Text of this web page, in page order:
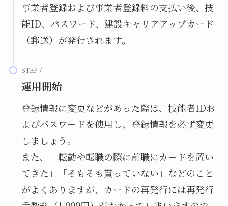
事業者登録および事業者登録料の支払い後、技
能ID、パスワード、建設キャリアアップカード
（郵送）が発行されます。
STEP
運用開始
登録情報に変更などがあった際は、技能者IDお
よびパスワードを使用し、登録情報を必ず変更
しましょう。
また、「転勤や転職の際に前職にカードを置い
てきた」「そもそも貰っていない」などのこと
がよくありますが、カードの再発行には再発行